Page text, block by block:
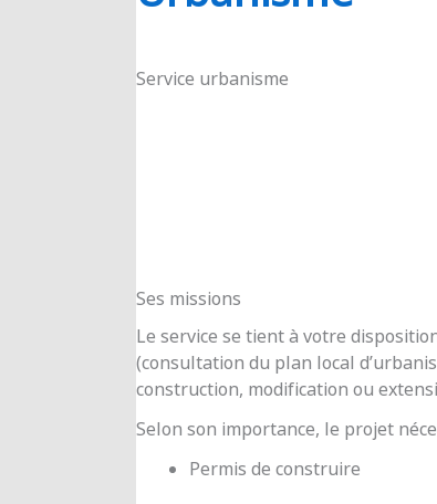
Service urbanisme
Ses missions
Le service se tient à votre
(consultation du plan local
construction, modification ou
Selon son importance, le projet
Permis de construire